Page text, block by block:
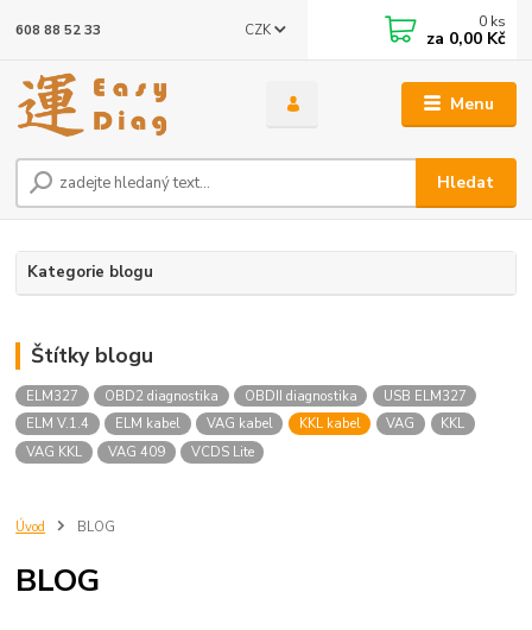
Menu
CZK
Hledat
608 88 52 33 0 ks
za 0,00 Kč
Kategorie blogu
Štítky blogu
ELM327 OBD2 diagnostika OBDII diagnostika
USB ELM327
ELM V.1.4
ELM kabel VAG kabel KKL kabel VAG
KKL
VAG KKL
VAG 409 VCDS Lite
Úvod BLOG
BLOG